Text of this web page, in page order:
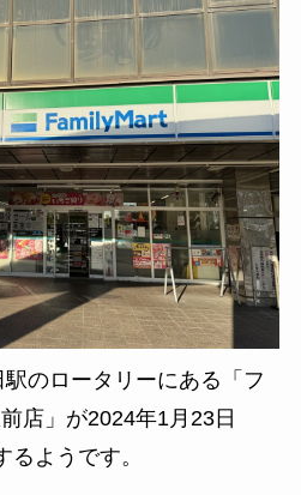
のロータリーにある「フ
店」が2024年1月23日
るようです。